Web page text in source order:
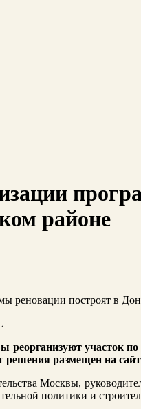
районе
участок по
размещен на
Москвы,
политики и